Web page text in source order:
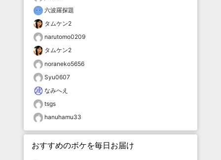
六波羅探題
タムケン2
narutomo0209
タムケン2
noraneko5656
Syu0607
なみへえ
tsgs
hanuhamu33
おすすめのボケを毎日お届け